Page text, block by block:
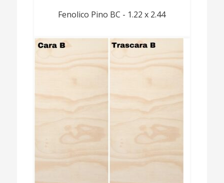
Fenolico Pino BC - 1.22 x 2.44